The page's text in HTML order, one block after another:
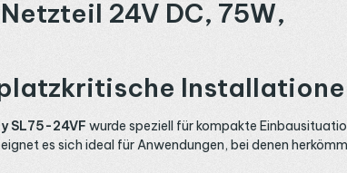
24V DC, 75W,
SL75-24VF wurde speziell für kompakte
es sich ideal für Anwendungen, bei denen